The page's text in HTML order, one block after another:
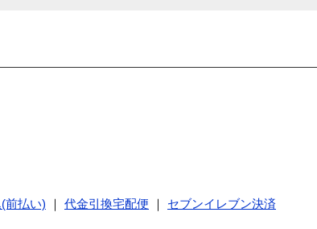
前払い) 代金引換宅配便
セブンイレブン決済